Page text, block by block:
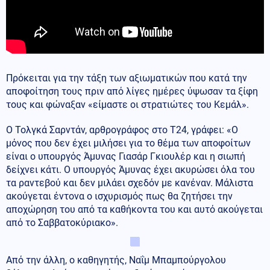
Πρόκειται για την τάξη των αξιωματικών που κατά την
αποφοίτηση τους πριν από λίγες ημέρες ύψωσαν τα ξίφη
τους και φώναξαν «είμαστε οι στρατιώτες του Κεμάλ».
Ο Τολγκά Σαρντάν, αρθρογράφος στο T24, γράφει: «O
μόνος που δεν έχει μιλήσει για το θέμα των αποφοίτων
είναι ο υπουργός Άμυνας Γιασάρ Γκιουλέρ και η σιωπή
δείχνει κάτι. Ο υπουργός Άμυνας έχει ακυρώσει όλα του
τα ραντεβού και δεν μιλάει σχεδόν με κανέναν. Μάλιστα
ακούγεται έντονα ο ισχυρισμός πως θα ζητήσει την
αποχώρηση του από τα καθήκοντα του και αυτό ακούγεται
από το Σαββατοκύριακο».
Από την άλλη, ο καθηγητής, Ναΐμ Μπαμπούργολου